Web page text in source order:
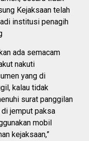
Kejaksaan telah
institusi penagih
ada semacam
nakuti
yang di
kalau tidak
surat panggilan
di jemput paksa
mobil
kejaksaan,”